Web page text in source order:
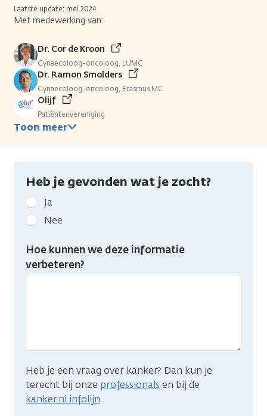
Laatste update: mei 2024
Met medewerking van:
Dr. Cor de Kroon
Gynaecoloog-oncoloog, LUMC
Dr. Ramon Smolders
Gynaecoloog-oncoloog, Erasmus MC
Olijf
Patiëntenvereniging
Toon meer
Heb je gevonden wat je zocht?
Geef
kanker.nl
feedback:
Heb
gevonden
Ja
Nee
Hoe kunnen we deze informatie
verbeteren?
Heb je een vraag over kanker? Dan kun je
terecht bij onze professionals en bij de
kanker.nl infolijn.